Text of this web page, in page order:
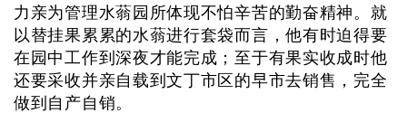
力亲为管理水蓊园所体现不怕辛苦的勤奋精神。就
以替挂果累累的水蓊进行套袋而言，他有时迫得要
在园中工作到深夜才能完成；至于有果实收成时他
还要采收并亲自载到文丁市区的早市去销售，完全
做到自产自销。